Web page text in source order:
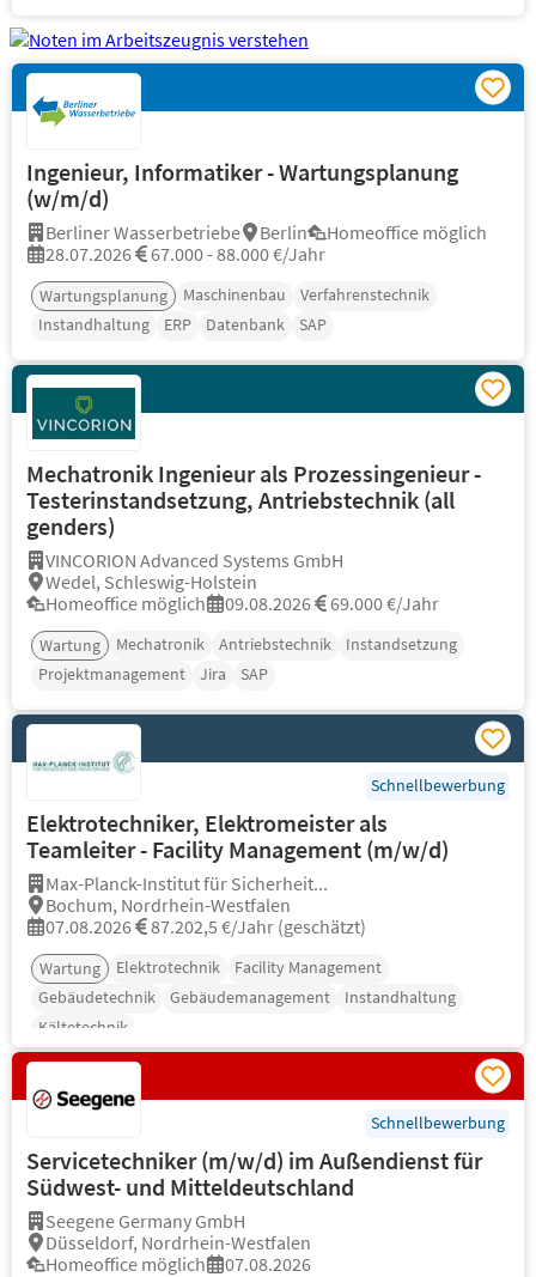
Ingenieur, Informatiker - Wartungsplanung
(w/m/d)
Berliner Wasserbetriebe Berlin
Homeoffice möglich
28.07.2026
67.000 - 88.000 €/Jahr
Wartungsplanung Maschinenbau
Verfahrenstechnik
Instandhaltung
ERP Datenbank SAP
Mechatronik Ingenieur als Prozessingenieur -
Testerinstandsetzung, Antriebstechnik (all
genders)
VINCORION Advanced Systems GmbH
Wedel, Schleswig-Holstein
Homeoffice möglich
09.08.2026 69.000 €/Jahr
Wartung Mechatronik Antriebstechnik
Instandsetzung
Projektmanagement
Jira SAP
Schnellbewerbung
Elektrotechniker, Elektromeister als
Teamleiter - Facility Management (m/w/d)
Max-Planck-Institut für Sicherheit...
Bochum, Nordrhein-Westfalen
07.08.2026
87.202,5 €/Jahr (geschätzt)
Wartung Elektrotechnik
Facility Management
Gebäudetechnik
Gebäudemanagement
Instandhaltung
Kältetechnik
Schnellbewerbung
Servicetechniker (m/w/d) im Außendienst für
Südwest- und Mitteldeutschland
Seegene Germany GmbH
Düsseldorf, Nordrhein-Westfalen
Homeoffice möglich
07.08.2026